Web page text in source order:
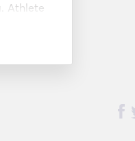
Athlete
great